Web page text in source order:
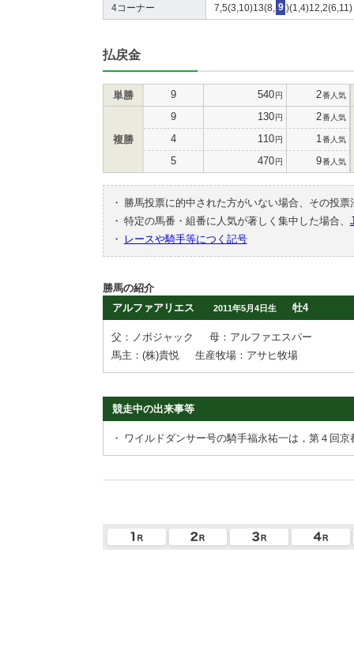
4コーナー 7,5(3,10)13(8, 9 )(1,4)12,2(6,11)
払戻金
単勝 9 540円 2番人気
複勝
9 130円 2番人気
4 110円 1 番人気
5 470円 9番人気
・
勝馬投票に的中された方がいない場合、その投
・ 特定の馬番・組番に人気が著しく集中した場合、
・
レースや騎手等につく記号
勝馬の紹介
アルファアリエス
2011年5月4日生 牡4
父：ノボジャック
母：アルファエスパー
馬主：(株)貴悦
生産牧場：アサヒ牧場
競走中の出来事等
・ ワイルドダンサー号の騎手福永祐一は，第４回